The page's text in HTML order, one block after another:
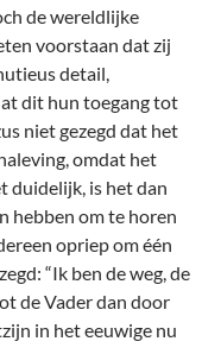
de wereldlijke
voorstaan dat zij
detail,
dit hun toegang tot
niet gezegd dat het
omdat het
duidelijk, is het dan
hebben om te horen
opriep om één
“Ik ben de weg, de
de Vader dan door
in het eeuwige nu